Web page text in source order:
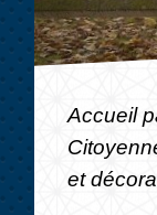
Accueil
et